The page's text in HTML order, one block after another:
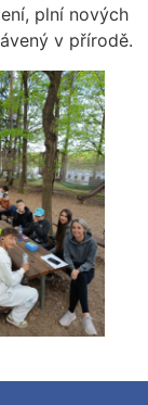
plní nových
v přírodě.